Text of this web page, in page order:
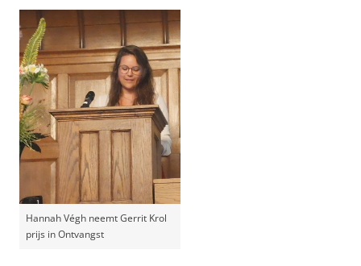
Hannah Végh neemt Gerrit Krol
prijs in Ontvangst